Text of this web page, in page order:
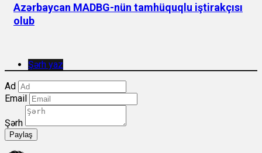
Azərbaycan MADBG-nün tamhüquqlu iştirakçısı
olub
Şərh yaz
Ad
Email
Şərh
Paylaş